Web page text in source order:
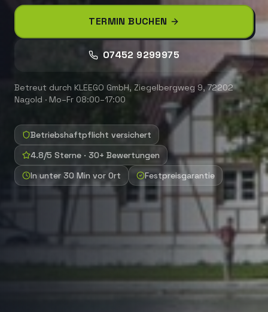
TERMIN BUCHEN
07452 9299975
Betreut durch KLEEGO GmbH, Ziegelbergweg 9, 72202
Nagold · Mo–Fr 08:00–17:00
Betriebshaftpflicht versichert
4.8/5 Sterne · 30+ Bewertungen
In unter 30 Min vor Ort
Festpreisgarantie